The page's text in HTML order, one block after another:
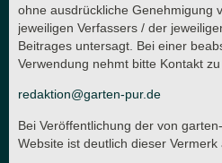
ohne ausdrückliche Genehmigung
jeweiligen Verfassers / der
Beitrages untersagt. Bei einer
Verwendung nehmt bitte Kontakt
redaktion@garten-pur.de
Bei Veröffentlichung der von
Website ist deutlich dieser Vermerk